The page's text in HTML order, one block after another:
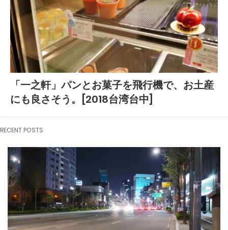
「一之軒」パンとお菓子を飛行機で、お土産
にも良さそう。[2018台湾台中]
RECENT POSTS